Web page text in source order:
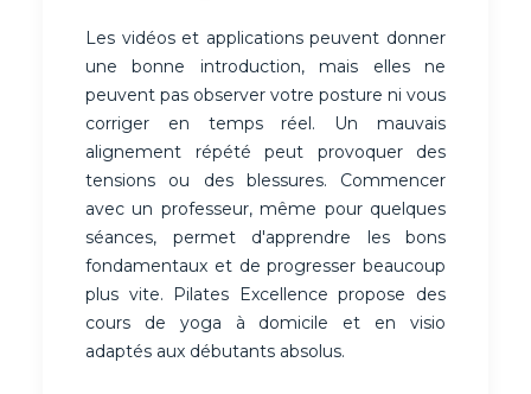
Les vidéos et applications peuvent donner
une bonne introduction, mais elles ne
peuvent pas observer votre posture ni vous
corriger en temps réel. Un mauvais
alignement répété peut provoquer des
tensions ou des blessures. Commencer
avec un professeur, même pour quelques
séances, permet d'apprendre les bons
fondamentaux et de progresser beaucoup
plus vite. Pilates Excellence propose des
cours de yoga à domicile et en visio
adaptés aux débutants absolus.